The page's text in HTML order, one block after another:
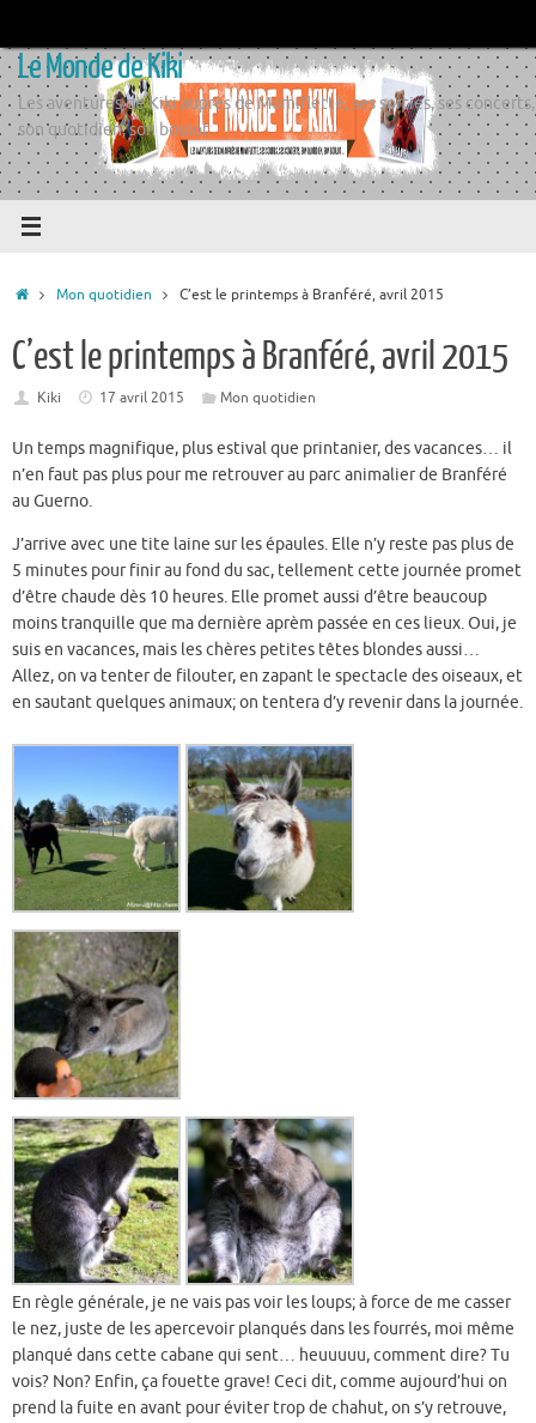
contenu
Le Monde de Kiki
Les aventures de Kiki auprès de Momiflette, ses sorties, ses concerts,
son quotidien, son boulot
Accueil
Mon quotidien C’est le printemps à Branféré, avril 2015
C’est le printemps à Branféré, avril 2015
Kiki 17 avril 2015 Mon quotidien
Un temps magnifique, plus estival que printanier, des vacances… il
n’en faut pas plus pour me retrouver au parc animalier de Branféré
au Guerno.
J’arrive avec une tite laine sur les épaules. Elle n’y reste pas plus de
5 minutes pour finir au fond du sac, tellement cette journée promet
d’être chaude dès 10 heures. Elle promet aussi d’être beaucoup
moins tranquille que ma dernière aprèm passée en ces lieux. Oui, je
suis en vacances, mais les chères petites têtes blondes aussi…
Allez, on va tenter de filouter, en zapant le spectacle des oiseaux, et
en sautant quelques animaux; on tentera d’y revenir dans la journée.
En règle générale, je ne vais pas voir les loups; à force de me casser
le nez, juste de les apercevoir planqués dans les fourrés, moi même
planqué dans cette cabane qui sent… heuuuuu, comment dire? Tu
vois? Non? Enfin, ça fouette grave! Ceci dit, comme aujourd’hui on
prend la fuite en avant pour éviter trop de chahut, on s’y retrouve,